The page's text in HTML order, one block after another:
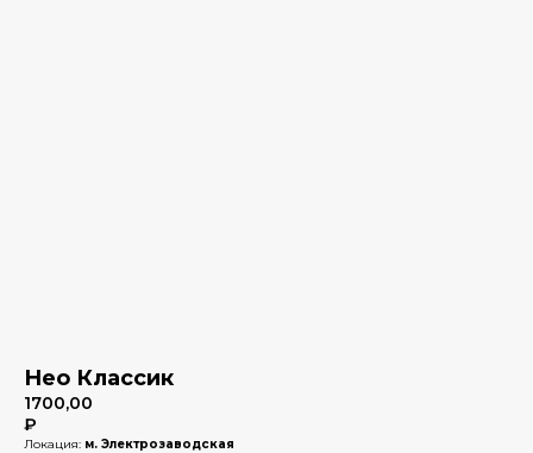
Нео Классик
1700,00
₽
Локация: м. Электрозаводская